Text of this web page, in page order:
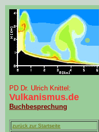
PD Dr. Ulrich Knittel:
Vulkanismus.de
Buchbesprechung
zurück zur Startseite